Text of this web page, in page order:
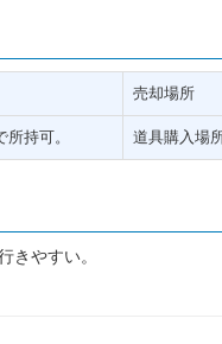
売却場所
持可。 道具購入場
やすい。